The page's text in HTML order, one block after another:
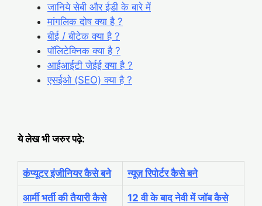
जानिये सेबी और ईडी के बारे में
मांगलिक दोष क्या है ?
बीई / बीटेक क्या है ?
पॉलिटेक्निक क्या है ?
आईआईटी जेईई क्या है ?
एसईओ (SEO) क्या है ?
ये लेख भी जरुर पढ़े:
कंप्यूटर इंजीनियर कैसे बने न्यूज़ रिपोर्टर कैसे बने
आर्मी भर्ती की तैयारी कैसे
12 वी के बाद नेवी में जॉब कैसे